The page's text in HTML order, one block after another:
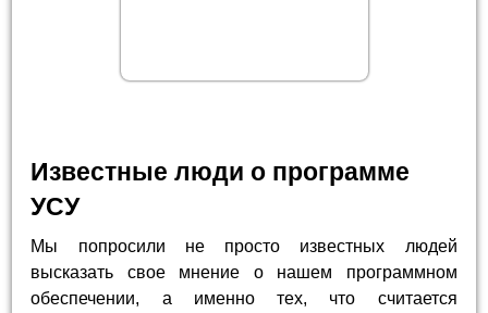
Известные люди о программе
УСУ
Мы попросили не просто известных людей
высказать свое мнение о нашем программном
обеспечении, а именно тех, что считается